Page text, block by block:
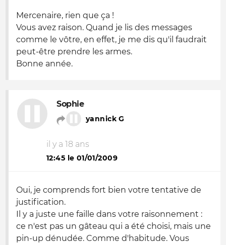
Mercenaire, rien que ça !
Vous avez raison. Quand je lis des messages
comme le vôtre, en effet, je me dis qu'il faudrait
peut-être prendre les armes.
Bonne année.
Sophie
yannick G
il y a 18 ans
12:45 le 01/01/2009
Oui, je comprends fort bien votre tentative de
justification.
Il y a juste une faille dans votre raisonnement :
ce n'est pas un gâteau qui a été choisi, mais une
pin-up dénudée. Comme d'habitude. Vous